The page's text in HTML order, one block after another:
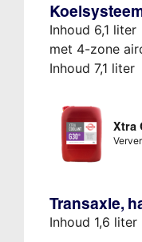
Inhoud 6,1 liter
met 4-zone
Inhoud 7,1 liter
Xtra
Transaxle,
Inhoud 1,6 liter